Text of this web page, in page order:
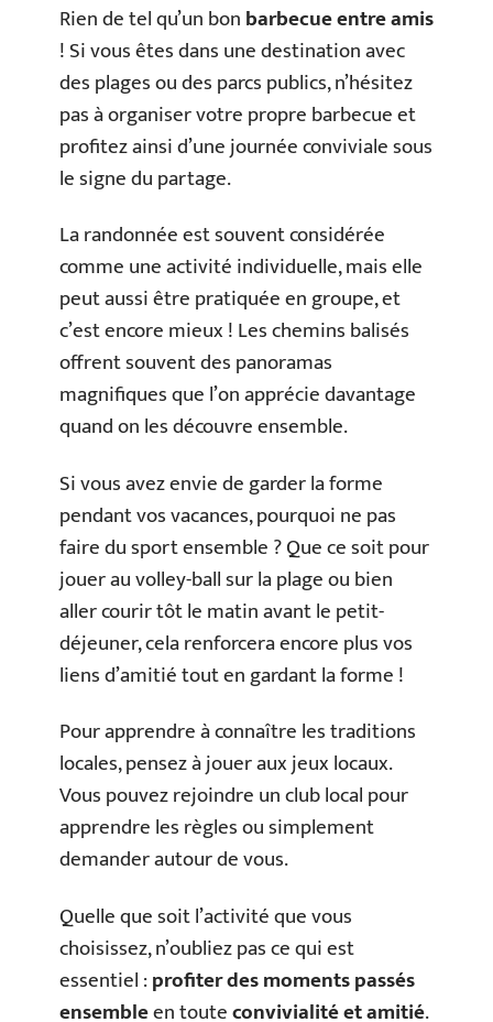
Rien de tel qu’un bonbarbecue entre amis
! Si vous êtes dans une destination avec
des plages ou des parcs publics, n’hésitez
pas à organiser votre propre barbecue et
profitez ainsi d’une journée conviviale sous
le signe du partage.
La randonnée est souvent considérée
comme une activité individuelle, mais elle
peut aussi être pratiquée en groupe, et
c’est encore mieux ! Les chemins balisés
offrent souvent des panoramas
magnifiques que l’on apprécie davantage
quand on les découvre ensemble.
Si vous avez envie de garder la forme
pendant vos vacances, pourquoi ne pas
faire du sport ensemble ? Que ce soit pour
jouer au volley-ball sur la plage ou bien
aller courir tôt le matin avant le petit-
déjeuner, cela renforcera encore plus vos
liens d’amitié tout en gardant la forme !
Pour apprendre à connaître les traditions
locales, pensez à jouer aux jeux locaux.
Vous pouvez rejoindre un club local pour
apprendre les règles ou simplement
demander autour de vous.
Quelle que soit l’activité que vous
choisissez, n’oubliez pas ce qui est
essentiel :profiter des moments passés
ensembleen touteconvivialité et amitié.